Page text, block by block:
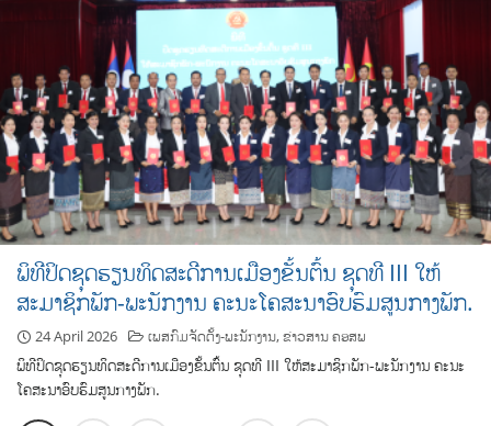
ພິທີປິດຊຸດຮຽນທິດສະດີການເມືອງຂັ້ນຕົ້ນ ຊຸດທີ III ໃຫ້
ສະມາຊິກພັກ-ພະນັກງານ ຄະນະໂຄສະນາອົບຮົມສູນກາງພັກ.
24 April 2026 ເພສກົມຈັດຕັ້ງ-ພະນັກງານ,ຂ່າວສານ ຄອສພ
ພິທີປິດຊຸດຮຽນທິດສະດີການເມືອງຂັ້ນຕົ້ນ ຊຸດທີ III ໃຫ້ສະມາຊິກພັກ-ພະນັກງານ ຄະນະ
ໂຄສະນາອົບຮົມສູນກາງພັກ.